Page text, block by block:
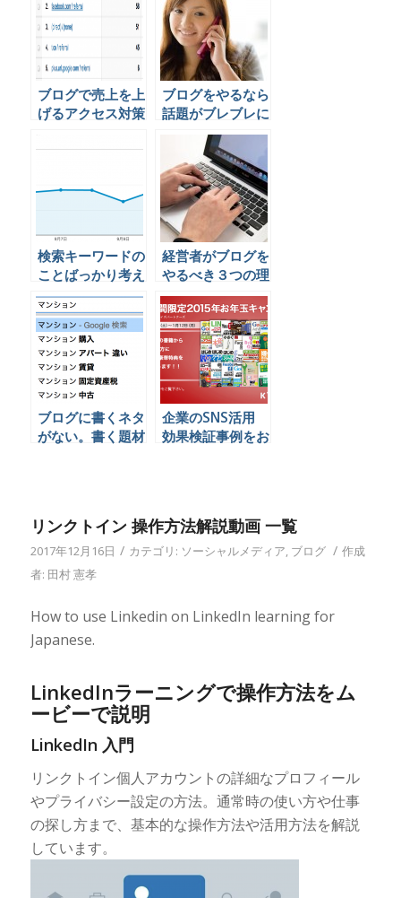
ブログで売上を上
げるアクセス対策
ブログをやるなら
話題がブレブレに
なってはいけない
３つの理由とは
検索キーワードの
ことばっかり考え
てると自動販売機
ができる話
経営者がブログを
やるべき３つの理
由
ブログに書くネタ
がない。書く題材
企業のSNS活用
効果検証事例をお
リンクトイン 操作方法解説動画 一覧
2017年12月16日 / カテゴリ: ソーシャルメディア ブログ / 作成
者: 田村 憲孝
How to use Linkedin on LinkedIn learning for
Japanese.
LinkedInラーニングで操作方法をム
ービーで説明
LinkedIn 入門
リンクトイン個人アカウントの詳細なプロフィール
やプライバシー設定の方法。通常時の使い方や仕事
の探し方まで、基本的な操作方法や活用方法を解説
しています。